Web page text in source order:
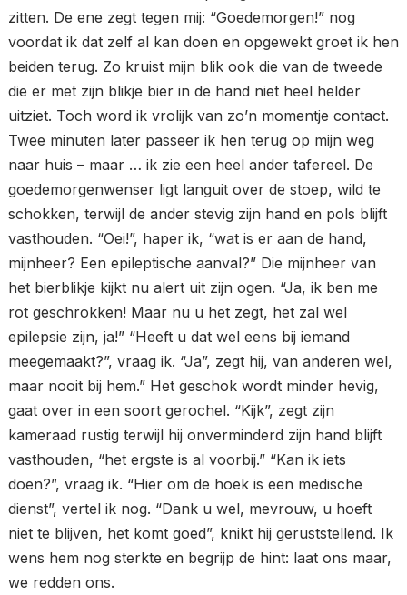
zitten. De ene zegt tegen mij: “Goedemorgen!” nog
voordat ik dat zelf al kan doen en opgewekt groet ik hen
beiden terug. Zo kruist mijn blik ook die van de tweede
die er met zijn blikje bier in de hand niet heel helder
uitziet. Toch word ik vrolijk van zo’n momentje contact.
Twee minuten later passeer ik hen terug op mijn weg
naar huis – maar … ik zie een heel ander tafereel. De
goedemorgenwenser ligt languit over de stoep, wild te
schokken, terwijl de ander stevig zijn hand en pols blijft
vasthouden. “Oei!”, haper ik, “wat is er aan de hand,
mijnheer? Een epileptische aanval?” Die mijnheer van
het bierblikje kijkt nu alert uit zijn ogen. “Ja, ik ben me
rot geschrokken! Maar nu u het zegt, het zal wel
epilepsie zijn, ja!” “Heeft u dat wel eens bij iemand
meegemaakt?”, vraag ik. “Ja”, zegt hij, van anderen wel,
maar nooit bij hem.” Het geschok wordt minder hevig,
gaat over in een soort gerochel. “Kijk”, zegt zijn
kameraad rustig terwijl hij onverminderd zijn hand blijft
vasthouden, “het ergste is al voorbij.” “Kan ik iets
doen?”, vraag ik. “Hier om de hoek is een medische
dienst”, vertel ik nog. “Dank u wel, mevrouw, u hoeft
niet te blijven, het komt goed”, knikt hij geruststellend. Ik
wens hem nog sterkte en begrijp de hint: laat ons maar,
we redden ons.